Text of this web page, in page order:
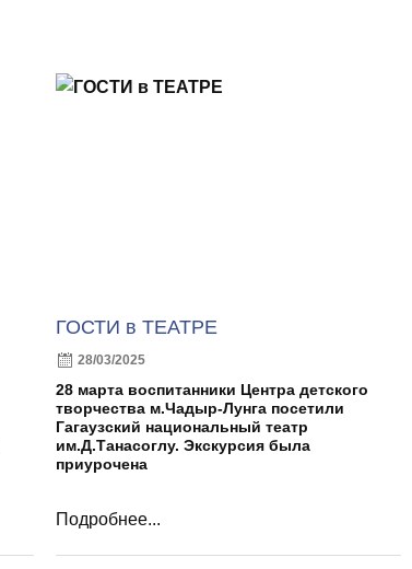
ГОСТИ в ТЕАТРЕ
28/03/2025
28 марта воспитанники Центра детского
творчества м.Чадыр-Лунга посетили
Гагаузский национальный театр
им.Д.Танасоглу. Экскурсия была
приурочена
Подробнее...